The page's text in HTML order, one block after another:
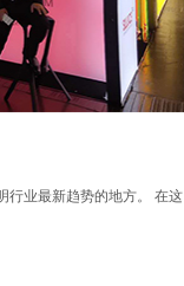
行业最新趋势的地方。 在这